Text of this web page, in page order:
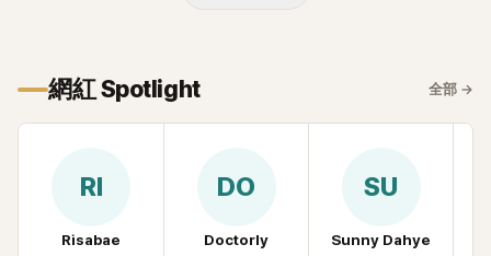
網紅 Spotlight 全部 →
RI
Risabae
DO
Doctorly
SU
Sunny Dahye